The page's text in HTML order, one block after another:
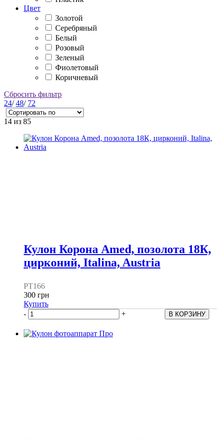
Цвет
Золотой
Серебряный
Белый
Розовый
Зеленый
Фиолетовый
Коричневый
Сбросить фильтр
24/48/ 72
14 из 85
Кулон Корона Amed, позолота 18К,
цирконий, Italina, Austria
PT166
300 грн
Купить
-
+